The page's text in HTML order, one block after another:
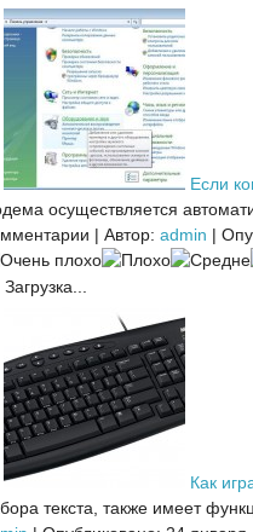
Если
осуществляется
| Автор: admin |
Загрузка...
Как
текста, также имеет